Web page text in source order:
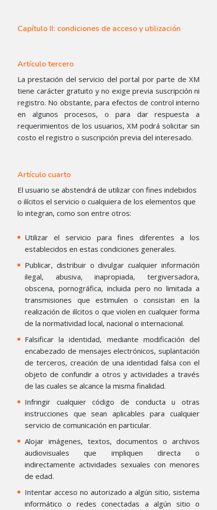
Capítulo II: condiciones de acceso y utilización
Artículo tercero
La prestación del servicio del portal por parte de XM
tiene carácter gratuito y no exige previa suscripción ni
registro. No obstante, para efectos de control interno
en algunos procesos, o para dar respuesta a
requerimientos de los usuarios, XM podrá solicitar sin
costo el registro o suscripción previa del interesado.
Artículo cuarto
El usuario se abstendrá de utilizar con fines indebidos
o ilícitos el servicio o cualquiera de los elementos que
lo integran, como son entre otros:
Utilizar el servicio para fines diferentes a los
establecidos en estas condiciones generales.
Publicar, distribuir o divulgar cualquier información
ilegal, abusiva, inapropiada, tergiversadora,
obscena, pornográfica, incluida pero no limitada a
transmisiones que estimulen o consistan en la
realización de ilícitos o que violen en cualquier forma
de la normatividad local, nacional o internacional.
Falsificar la identidad, mediante modificación del
encabezado de mensajes electrónicos, suplantación
de terceros, creación de una identidad falsa con el
objeto de confundir a otros y actividades a través
de las cuales se alcance la misma finalidad.
Infringir cualquier código de conducta u otras
instrucciones que sean aplicables para cualquier
servicio de comunicación en particular.
​Alojar imágenes, textos, documentos o archivos
audiovisuales que impliquen directa o
indirectamente actividades sexuales con menores
de edad.
Intentar acceso no autorizado a algún sitio, sistema
informático o redes conectadas a algún sitio o